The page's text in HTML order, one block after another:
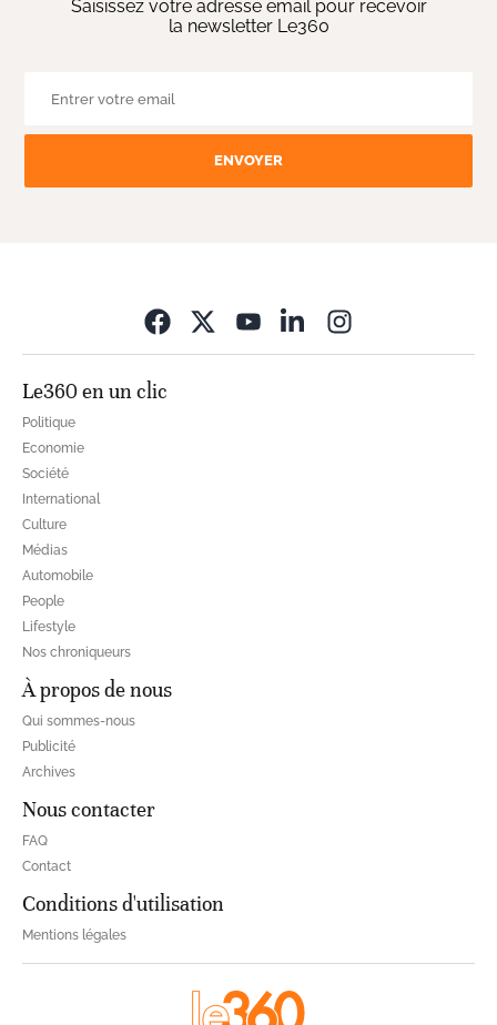
Saisissez votre adresse email pour recevoir
la newsletter Le360
ENVOYER
Le360 en un clic
Politique
Economie
Société
International
Culture
Médias
Automobile
People
Lifestyle
Nos chroniqueurs
À propos de nous
Qui sommes-nous
Publicité
Archives
Nous contacter
FAQ
Contact
Conditions d'utilisation
Mentions légales